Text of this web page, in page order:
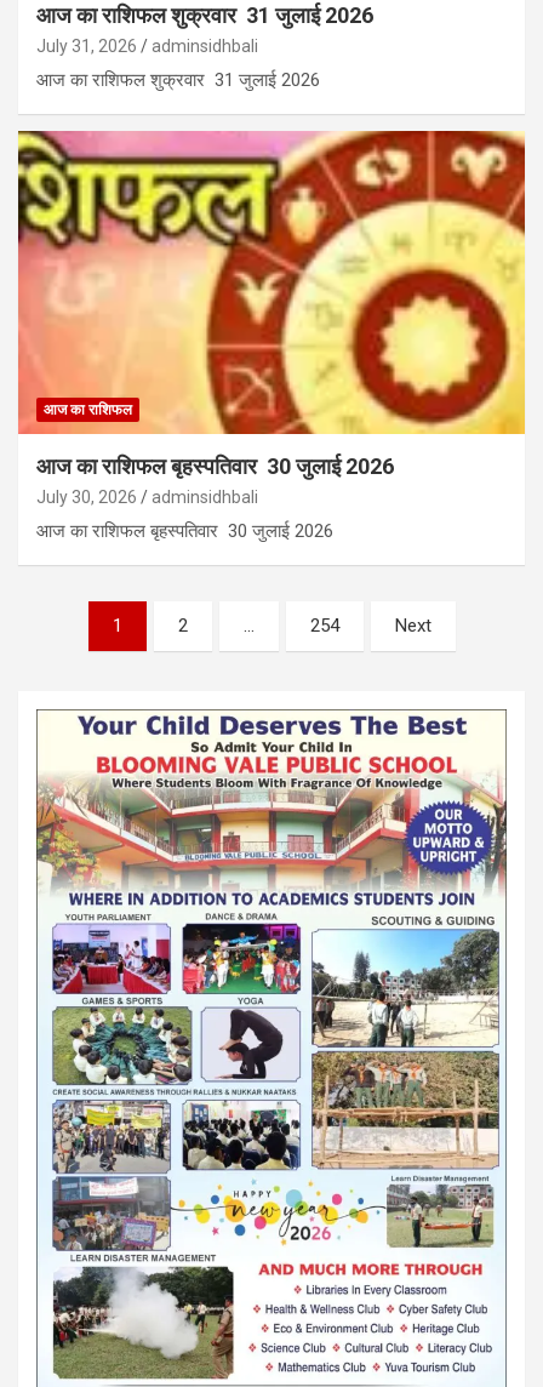
आज का राशिफल शुक्रवार 31 जुलाई 2026
July 31, 2026 adminsidhbali
आज का राशिफल शुक्रवार 31 जुलाई 2026
आज का राशिफल
आज का राशिफल बृहस्पतिवार 30 जुलाई 2026
July 30, 2026 adminsidhbali
आज का राशिफल बृहस्पतिवार 30 जुलाई 2026
pagination
1 2 … 254 Next